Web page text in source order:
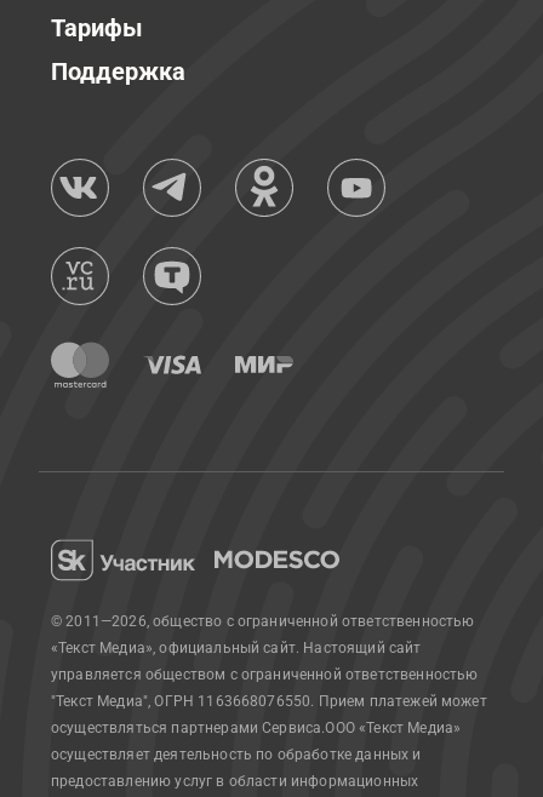
Тарифы
Поддержка
© 2011—2026, общество с ограниченной ответственностью
«Текст Медиа», официальный сайт. Настоящий сайт
управляется обществом с ограниченной ответственностью
"Текст Медиа", ОГРН 1163668076550. Прием платежей может
осуществляться партнерами Сервиса.ООО «Текст Медиа»
осуществляет деятельность по обработке данных и
предоставлению услуг в области информационных